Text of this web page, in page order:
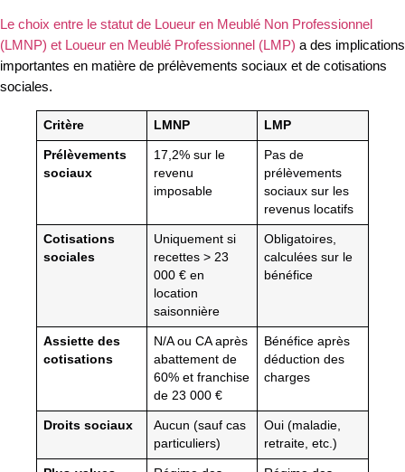
Le choix entre le statut de Loueur en Meublé Non Professionnel
(LMNP) et Loueur en Meublé Professionnel (LMP) a des implications
importantes en matière de prélèvements sociaux et de cotisations
sociales.
Critère LMNP LMP
Prélèvements
sociaux
17,2% sur le
revenu
imposable
Pas de
prélèvements
sociaux sur les
revenus locatifs
Cotisations
sociales
Uniquement si
recettes > 23
000 € en
location
saisonnière
Obligatoires,
calculées sur le
bénéfice
Assiette des
cotisations
N/A ou CA après
abattement de
60% et franchise
de 23 000 €
Bénéfice après
déduction des
charges
Droits sociaux
Aucun (sauf cas
particuliers)
Oui (maladie,
retraite, etc.)